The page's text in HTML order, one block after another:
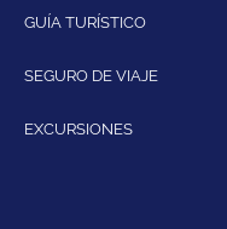
GUÍA TURÍSTICO
SEGURO DE VIAJE
EXCURSIONES